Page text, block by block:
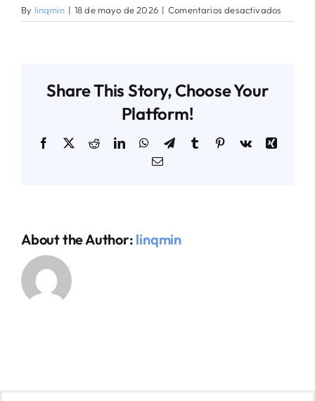
¿POR QUÉ PARTICIPAR?
AGENDA TÉCNICO-COMERCIAL
By linqmin | 18 de mayo de 2026 | Comentarios desactivados
Stand
Share This Story, Choose Your
Platform!
Facebook
X RedditLinkedInWhatsApp
TelegramTumblr Pinterest
Vk
Xing
Email
About the Author: linqmin